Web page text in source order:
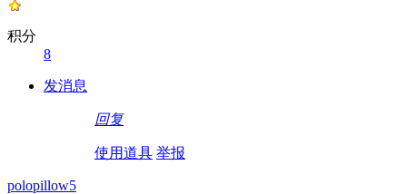
积分
8
发消息
回复
使用道具 举报
polopillow5